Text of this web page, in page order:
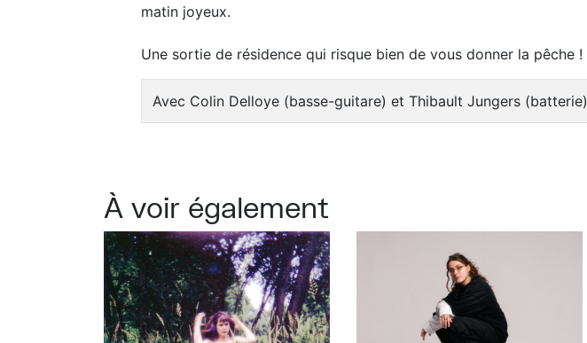
matin joyeux.
Une sortie de résidence qui risque bien de vous donner la pêche !
Avec Colin Delloye (basse-guitare) et Thibault Jungers (batterie)
À voir également